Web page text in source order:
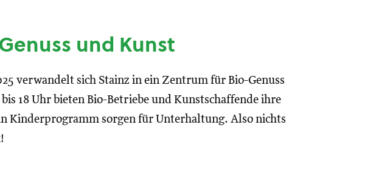
und Kunst
verwandelt sich Stainz in ein Zentrum für Bio-Genuss
18 Uhr bieten Bio-Betriebe und Kunstschaffende ihre
Kinderprogramm sorgen für Unterhaltung. Also nichts